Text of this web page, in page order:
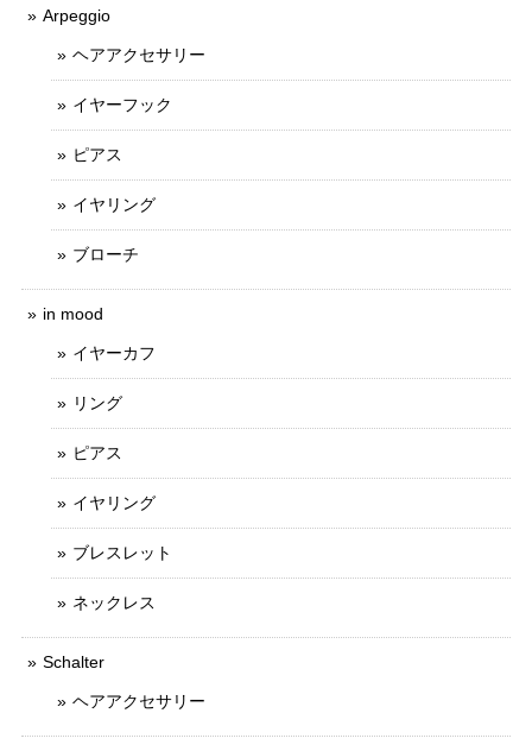
Arpeggio
ヘアアクセサリー
イヤーフック
ピアス
イヤリング
ブローチ
in mood
イヤーカフ
リング
ピアス
イヤリング
ブレスレット
ネックレス
Schalter
ヘアアクセサリー